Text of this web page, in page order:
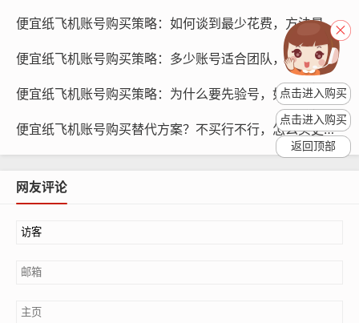
的排名下降，从而影响账号的曝光度和影响力，纸飞机账
号购买的用户需要关注账号的活跃度,确保账号不被降权。
如何维护纸飞机账号活跃度
定期发布高质量内容：用户需要定期发布有价值的、有趣
的内容,以吸引关注和互动。
互动：用户需要积极参与其他用户的互动，如点赞、评
便宜纸飞机账号购买策略：如何谈到最少花费，方法是什么
便宜纸飞机账号购买策略：多少账号适合团队，怎么分工管理
便宜纸飞机账号购买策略：为什么要先验号，如何降低风险
便宜纸飞机账号购买替代方案？不买行不行，怎么买更便宜
网友评论
点击进入购买
点击进入购买
返回顶部